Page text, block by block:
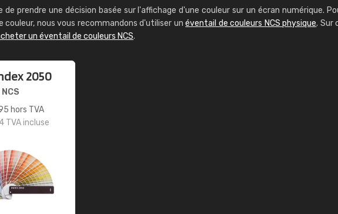
de prendre une décision basée sur l'affichage d'une couleur sur un écran numérique.
couleur, nous vous recommandons d'utiliser unéventail de couleurs NCS physique. Sur
un éventail de couleurs NCS.
2050
NCS
hors TVA
TVA incluse